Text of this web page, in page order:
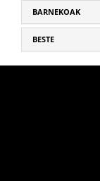
BARNEKOAK
BESTE